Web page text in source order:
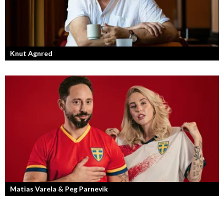
Knut Agnred
Knut Agnred är mannen och den tidlösa legenden inom spektakulära
utfall och dramatisk tänkvärdhet.
Matias Varela & Peg Parnevik